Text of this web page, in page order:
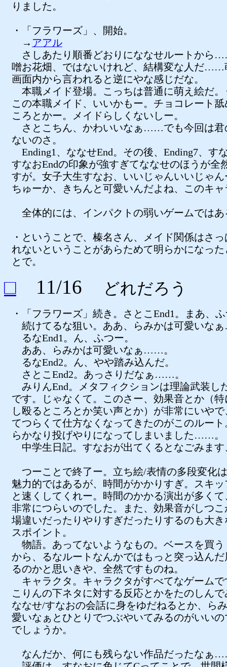
りました。
・「フラワーズ」、開始。
→ アアル
さしあたり順番どおりにななせルートから
噌お花畑、ではないけれど、結構変な人だ……
画面内から言われると逆にやな感じだな。
本職メイド登場。こっちは普通に萌え絵だ。
この本職メイド、いいかもー。チョコレート
ころとかー。メイドらしくないしー。
さとこちん、かわいいなぁ……でも今回は君
ないのさ。
Ending1、ななせEnd。その後、Ending7、す
すなおEndの印象が強すぎてななせのほうが
すが。女子大生すなお、いいじゃんいいじゃ
ちゅーか、きちんと可愛いんだよね、このキャ
全体的には、インパクトの弱いゲームではあ
・ということで、榛名さん、メイド関係はさ
れないということがあらためて明らかになっ
とで。
□ 11/16 どれだろう
・「フラワーズ」続き。さとこEnd1。まあ、
続けてるな狙い。ああ、らみかは可愛いな
るなEnd1。ん、ふつー。
ああ、らみかは可愛いなぁ……。
るなEnd2。ん、やや踏み込んだ。
さとこEnd2。あっさりだなぁ……。
みりんEnd。メタフィクションは理論武装し
です。じゃなくて。このさー、効果音とか（
し殴るところとか笑い声とか）が非常にいや
てつらくて仕方なくなってきたのがこのルー
らかなり投げやりになってしまいました……。
中学生日記。すなおが出てくるとなごみます
つーことで終了ー。立ち絵/表情の多段変化
魅力的ではあるが、時間がかかりすぎ。スキ
と速くしてくれー。時間のかかる演出が多く
非常につらいのでした。また、効果音がしつ
場違いだったりやりすぎだったりするのも大
スポイント。
物語。あってないようなもの。ベースを買う
から、るなルートなんかではもっと突っ込ん
るのかと思いきや、全然ですものね。
キャラクタ。キャラクタがすべてなゲームで
こりんの下ネタに対する反応とかをたのしん
ななせ/すなおの会話に身をゆだねるとか、ら
愛いなぁとひとりでつぶやいてみるのがいい
でしょうか。
なんだか、何にも残らない作品だったなぁ